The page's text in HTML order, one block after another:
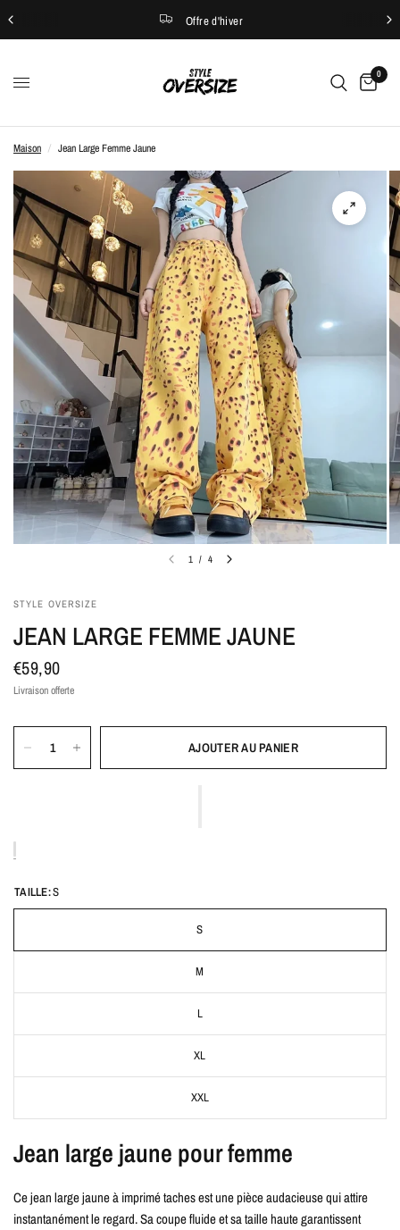
Offre d'hiver
0
Maison / Jean Large Femme Jaune
1 / 4
STYLE OVERSIZE
JEAN LARGE FEMME JAUNE
€59,90
Livraison offerte
AJOUTER AU PANIER
TAILLE:S
S
M
L
XL
XXL
Jean large jaune pour femme
Ce jean large jaune à imprimé taches est une pièce audacieuse qui attire
instantanément le regard. Sa coupe fluide et sa taille haute garantissent